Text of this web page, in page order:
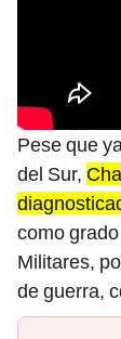
Pese que
del Sur,
como
Militares,
de guerra,